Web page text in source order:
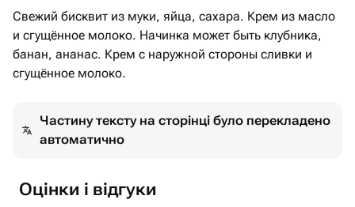
Свежий бисквит из муки, яйца, сахара. Крем из масло
и сгущённое молоко. Начинка может быть клубника,
банан, ананас. Крем с наружной стороны сливки и
сгущённое молоко.
Частину тексту на сторінці було перекладено
автоматично
Оцінки і відгуки